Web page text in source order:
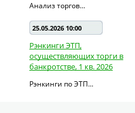
Анализ торгов...
25.05.2026 10:00
Рэнкинги ЭТП,
осуществляющих торги в
банкротстве, 1 кв. 2026
Рэнкинги по ЭТП...